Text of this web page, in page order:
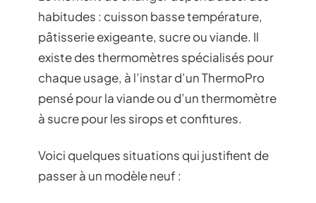
habitudes : cuisson basse température,
pâtisserie exigeante, sucre ou viande. Il
existe des thermomètres spécialisés pour
chaque usage, à l’instar d’un ThermoPro
pensé pour la viande ou d’un thermomètre
à sucre pour les sirops et confitures.
Voici quelques situations qui justifient de
passer à un modèle neuf :